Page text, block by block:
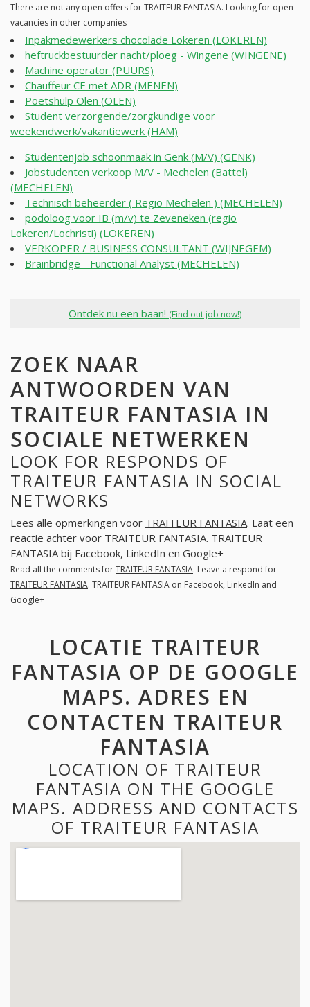
There are not any open offers for TRAITEUR FANTASIA. Looking for open
vacancies in other companies
Inpakmedewerkers chocolade Lokeren (LOKEREN)
heftruckbestuurder nacht/ploeg - Wingene (WINGENE)
Machine operator (PUURS)
Chauffeur CE met ADR (MENEN)
Poetshulp Olen (OLEN)
Student verzorgende/zorgkundige voor
weekendwerk/vakantiewerk (HAM)
Studentenjob schoonmaak in Genk (M/V) (GENK)
Jobstudenten verkoop M/V - Mechelen (Battel)
(MECHELEN)
Technisch beheerder ( Regio Mechelen ) (MECHELEN)
podoloog voor IB (m/v) te Zeveneken (regio
Lokeren/Lochristi) (LOKEREN)
VERKOPER / BUSINESS CONSULTANT (WIJNEGEM)
Brainbridge - Functional Analyst (MECHELEN)
Ontdek nu een baan! (Find out job now!)
ZOEK NAAR
ANTWOORDEN VAN
TRAITEUR FANTASIA IN
SOCIALE NETWERKEN
LOOK FOR RESPONDS OF
TRAITEUR FANTASIA IN SOCIAL
NETWORKS
Lees alle opmerkingen voor TRAITEUR FANTASIA. Laat een
reactie achter voor TRAITEUR FANTASIA. TRAITEUR
FANTASIA bij Facebook, LinkedIn en Google+
Read all the comments forTRAITEUR FANTASIA. Leave a respond for
TRAITEUR FANTASIA. TRAITEUR FANTASIA on Facebook, LinkedIn and
Google+
LOCATIE TRAITEUR
FANTASIA OP DE GOOGLE
MAPS. ADRES EN
CONTACTEN TRAITEUR
FANTASIA
LOCATION OF TRAITEUR
FANTASIA ON THE GOOGLE
MAPS. ADDRESS AND CONTACTS
OF TRAITEUR FANTASIA